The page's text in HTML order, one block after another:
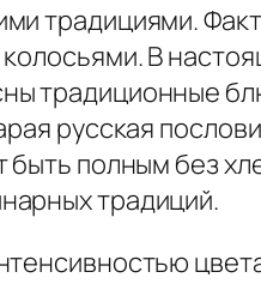
традициями.
В
традиционные
русская
полным без
традиций.